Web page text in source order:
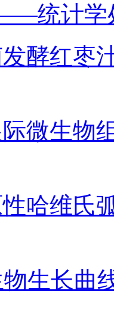
统计学
酵红枣
微生物
哈维氏
物生长曲